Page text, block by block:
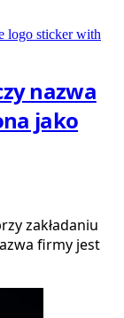
nazwa
jako
zakładaniu
firmy jest